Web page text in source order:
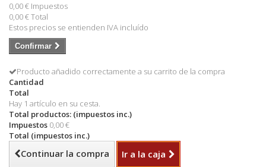
0,00 € Impuestos
0,00 €Total
Estos precios se entienden IVA incluído
Confirmar
Producto añadido correctamente a su carrito de la compra
Cantidad
Total
Hay 1 artículo en su cesta.
Total productos: (impuestos inc.)
Impuestos 0,00 €
Total (impuestos inc.)
Continuar la compra Ir a la caja